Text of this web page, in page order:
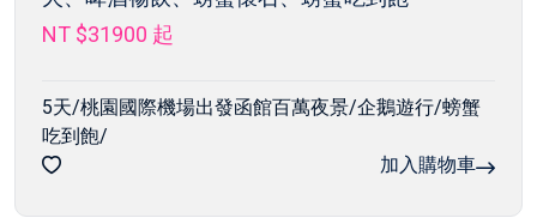
NT $31900 起
5天/桃園國際機場出發函館百萬夜景/企鵝遊行/螃蟹
吃到飽/
加入購物車